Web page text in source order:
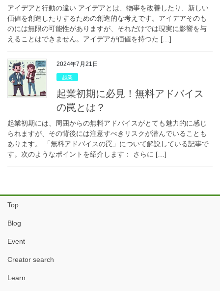
アイデアと行動の違い アイデアとは、物事を改善したり、新しい
価値を創造したりするための創造的な考えです。アイデアそのも
のには無限の可能性がありますが、それだけでは現実に影響を与
えることはできません。アイデアが価値を持つた […]
2024年7月21日
起業
起業初期に必見！無料アドバイス
の罠とは？
起業初期には、周囲からの無料アドバイスがとても魅力的に感じ
られますが、その背後には注意すべきリスクが潜んでいることも
あります。 「無料アドバイスの罠」について解説している記事で
す。次のようなポイントを紹介します： さらに […]
Top
Blog
Event
Creator search
Learn